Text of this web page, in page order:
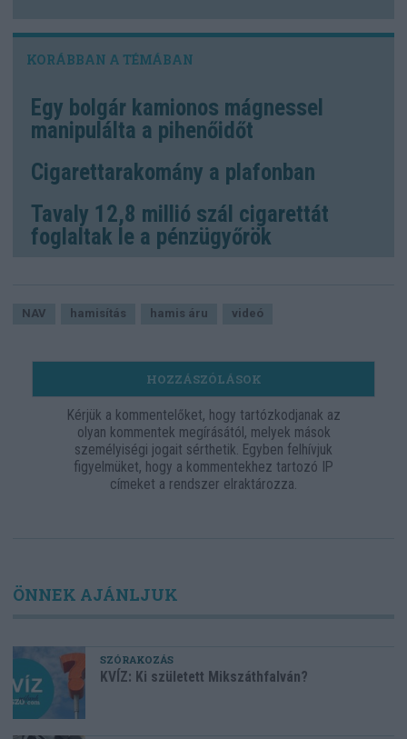
Egy bolgár kamionos mágnessel
manipulálta a pihenőidőt
Cigarettarakomány a plafonban
Tavaly 12,8 millió szál cigarettát
foglaltak le a pénzügyőrök
NAV hamisítás hamis áru videó
HOZZÁSZÓLÁSOK
Kérjük a kommentelőket, hogy tartózkodjanak az
olyan kommentek megírásától, melyek mások
személyiségi jogait sérthetik. Egyben felhívjuk
figyelmüket, hogy a kommentekhez tartozó IP
címeket a rendszer elraktározza.
ÖNNEK AJÁNLJUK
SZÓRAKOZÁS
KVÍZ: Ki született Mikszáthfalván?